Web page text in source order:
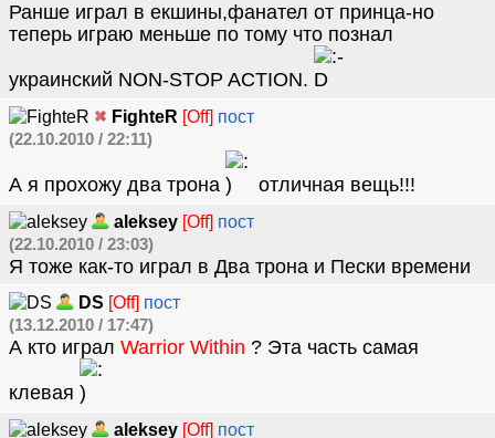
Ранше играл в екшины,фанател от принца-но
теперь играю меньше по тому что познал
украинский NON-STOP ACTION.
FighteR [Off] пост
(22.10.2010 / 22:11)
А я прохожу два трона отличная вещь!!!
aleksey [Off] пост
(22.10.2010 / 23:03)
Я тоже как-то играл в Два трона и Пески времени
DS [Off] пост
(13.12.2010 / 17:47)
А кто играл Warrior Within ? Эта часть самая
клевая
aleksey [Off] пост